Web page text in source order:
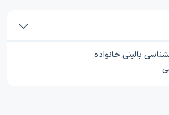
بالینی خانواده